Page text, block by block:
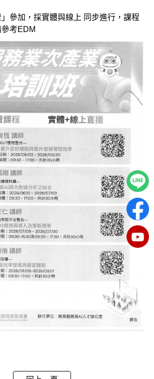
參加，採實體與線上 同步進行，課程
考EDM